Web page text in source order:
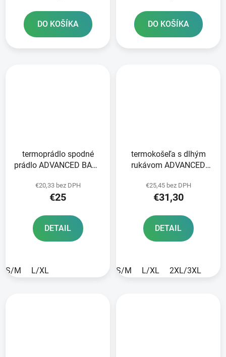
DO KOŠÍKA DO KOŠÍKA
termoprádlo spodné
prádlo ADVANCED BASE
ADVANCED šedá/čierna
€20,33 bez DPH
€25
DETAIL
S/M L/XL
termokošeľa s dlhým
rukávom ADVANCED
ADVANCED sivá/čierna
€25,45 bez DPH
€31,30
DETAIL
S/M L/XL 2XL/3XL